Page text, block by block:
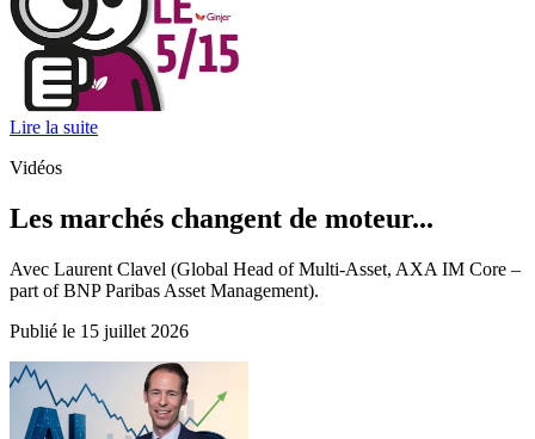
Lire la suite
Vidéos
Les marchés changent de moteur...
Avec Laurent Clavel (Global Head of Multi-Asset, AXA IM Core –
part of BNP Paribas Asset Management).
Publié le 15 juillet 2026